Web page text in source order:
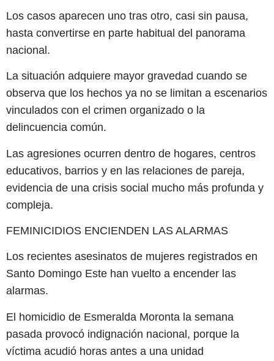
Los casos aparecen uno tras otro, casi sin pausa,
hasta convertirse en parte habitual del panorama
nacional.
La situación adquiere mayor gravedad cuando se
observa que los hechos ya no se limitan a escenarios
vinculados con el crimen organizado o la
delincuencia común.
Las agresiones ocurren dentro de hogares, centros
educativos, barrios y en las relaciones de pareja,
evidencia de una crisis social mucho más profunda y
compleja.
FEMINICIDIOS ENCIENDEN LAS ALARMAS
Los recientes asesinatos de mujeres registrados en
Santo Domingo Este han vuelto a encender las
alarmas.
El homicidio de Esmeralda Moronta la semana
pasada provocó indignación nacional, porque la
víctima acudió horas antes a una unidad